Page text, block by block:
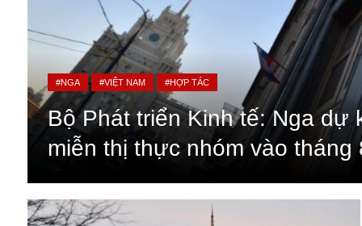
#NGA #VIỆT NAM #HỢP TÁC
Bộ Phát triển Kinh tế: Nga dự
miễn thị thực nhóm vào tháng